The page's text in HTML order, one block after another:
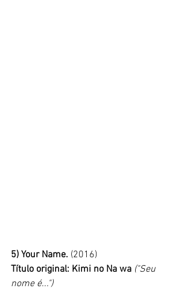
5) Your Name. (2016)
Título original: Kimi no Na wa ("Seu
nome é...")